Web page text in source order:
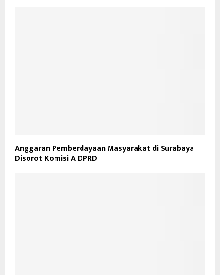
Anggaran Pemberdayaan Masyarakat di Surabaya
Disorot Komisi A DPRD